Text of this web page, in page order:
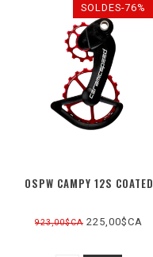
SOLDES-76%
OSPW CAMPY 12S COATED
923,00$CA 225,00$CA